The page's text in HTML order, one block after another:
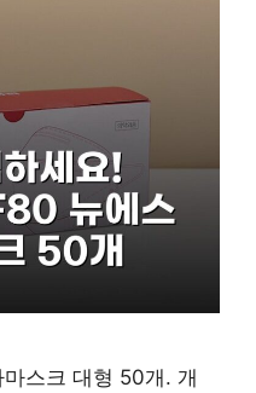
스크 대형 50개. 개